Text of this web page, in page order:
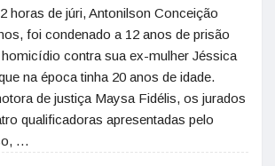
horas de júri, Antonilson Conceição
foi condenado a 12 anos de prisão
homicídio contra sua ex-mulher Jéssica
na época tinha 20 anos de idade.
de justiça Maysa Fidélis, os jurados
qualificadoras apresentadas pelo
…